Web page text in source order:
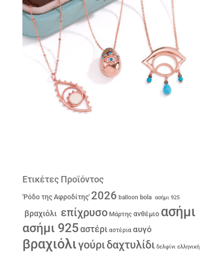
Ετικέτες Προϊόντος
'Ρόδο της Αφροδίτης' 2026 balloon bola ασήμι 925
βραχιόλι επίχρυσο Μάρτης ανθέμιο ασήμι
ασήμι 925αστέρι αστέρια αυγό
βραχιόλιγούριδαχτυλίδι δελφίνι ελληνική